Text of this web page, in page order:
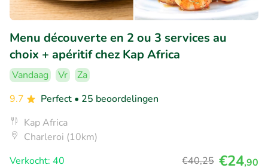
Menu découverte en 2 ou 3 services au
choix + apéritif chez Kap Africa
Vandaag Vr
Za
9.7
Perfect • 25 beoordelingen
Kap Africa
Charleroi (10km)
Verkocht: 40
€40,25 €24,90